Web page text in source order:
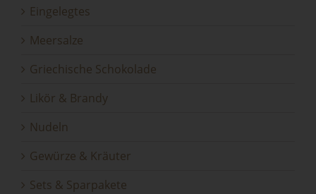
Eingelegtes
Meersalze
Griechische Schokolade
Likör & Brandy
Nudeln
Gewürze & Kräuter
Sets & Sparpakete